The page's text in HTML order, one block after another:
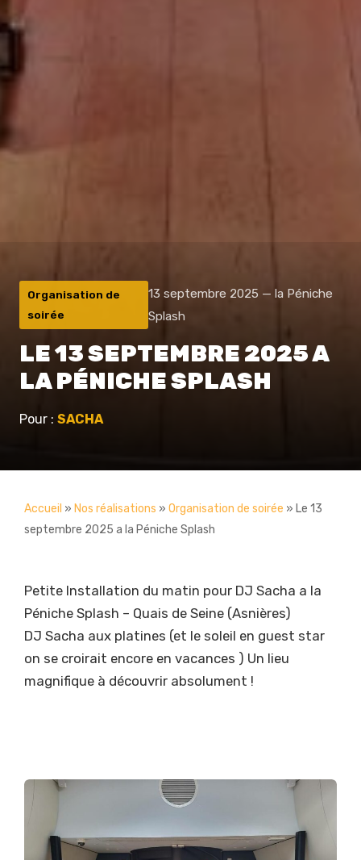
Organisation de
soirée
13 septembre 2025 — la Péniche
Splash
LE 13 SEPTEMBRE 2025 A
LA PÉNICHE SPLASH
Pour : SACHA
Accueil » Nos réalisations » Organisation de soirée » Le 13
septembre 2025 a la Péniche Splash
Petite Installation du matin pour DJ Sacha a la
Péniche Splash – Quais de Seine (Asnières)
DJ Sacha aux platines (et le soleil en guest star
on se croirait encore en vacances ) Un lieu
magnifique à découvrir absolument !